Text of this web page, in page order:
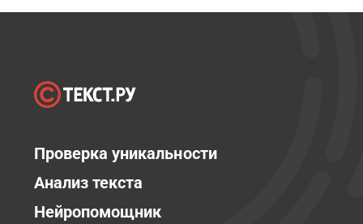
Проверка уникальности
Анализ текста
Нейропомощник